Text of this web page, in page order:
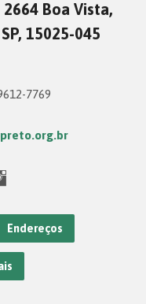
Boa Vista,
15025-045
7769
Endereços